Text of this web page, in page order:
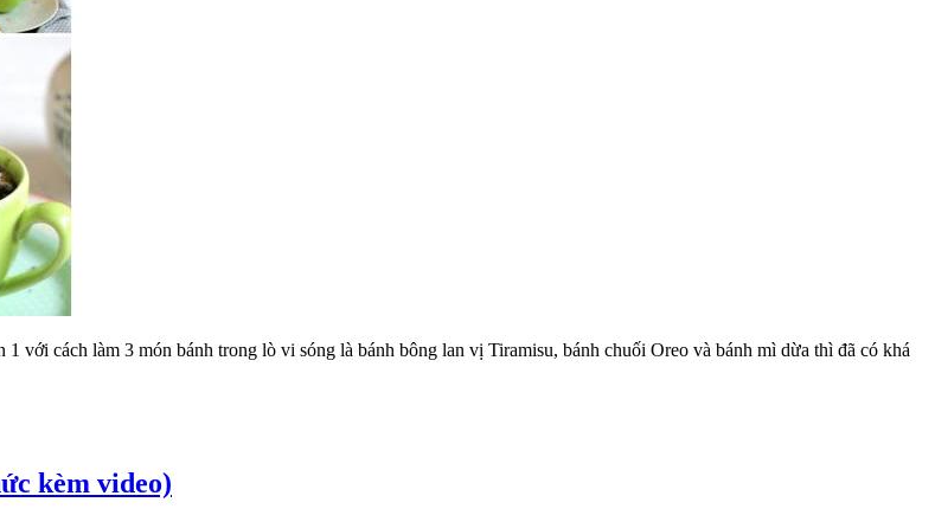
với cách làm 3 món bánh trong lò vi sóng là bánh bông lan vị Tiramisu, bánh chuối Oreo và bánh mì dừa thì đã có khá
kèm video)